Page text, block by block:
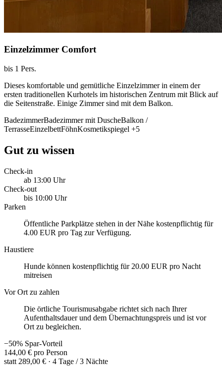
Einzelzimmer Comfort
bis 1 Pers.
Dieses komfortable und gemütliche Einzelzimmer in einem der
ersten traditionellen Kurhotels im historischen Zentrum mit Blick auf
die Seitenstraße. Einige Zimmer sind mit dem Balkon.
BadezimmerBadezimmer mit DuscheBalkon /
TerrasseEinzelbettFöhnKosmetikspiegel +5
Gut zu wissen
Check-in
ab 13:00 Uhr
Check-out
bis 10:00 Uhr
Parken
Öffentliche Parkplätze stehen in der Nähe kostenpflichtig für
4.00 EUR pro Tag zur Verfügung.
Haustiere
Hunde können kostenpflichtig für 20.00 EUR pro Nacht
mitreisen
Vor Ort zu zahlen
Die örtliche Tourismusabgabe richtet sich nach Ihrer
Aufenthaltsdauer und dem Übernachtungspreis und ist vor
Ort zu begleichen.
−50% Spar-Vorteil
144,00 € pro Person
statt 289,00 € · 4 Tage / 3 Nächte